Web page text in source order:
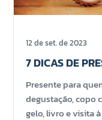
12 de set. de 2023
7 DICAS DE
Presente para
degustação, copo
gelo, livro e visita